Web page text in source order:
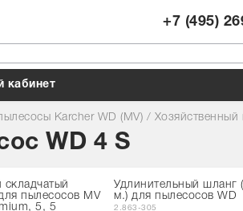
Karcher WD (MV) / Хозяйственный
WD 4 S
складчатый
пылесосов MV
5, 5
Удлинительный шланг
м.) для пылесосов WD
2.863-305
+7 (495)
кабинет